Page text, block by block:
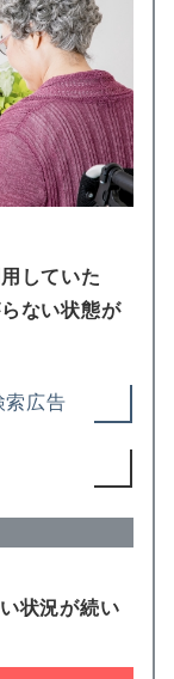
していた
ない状態が
広告
状況が続い